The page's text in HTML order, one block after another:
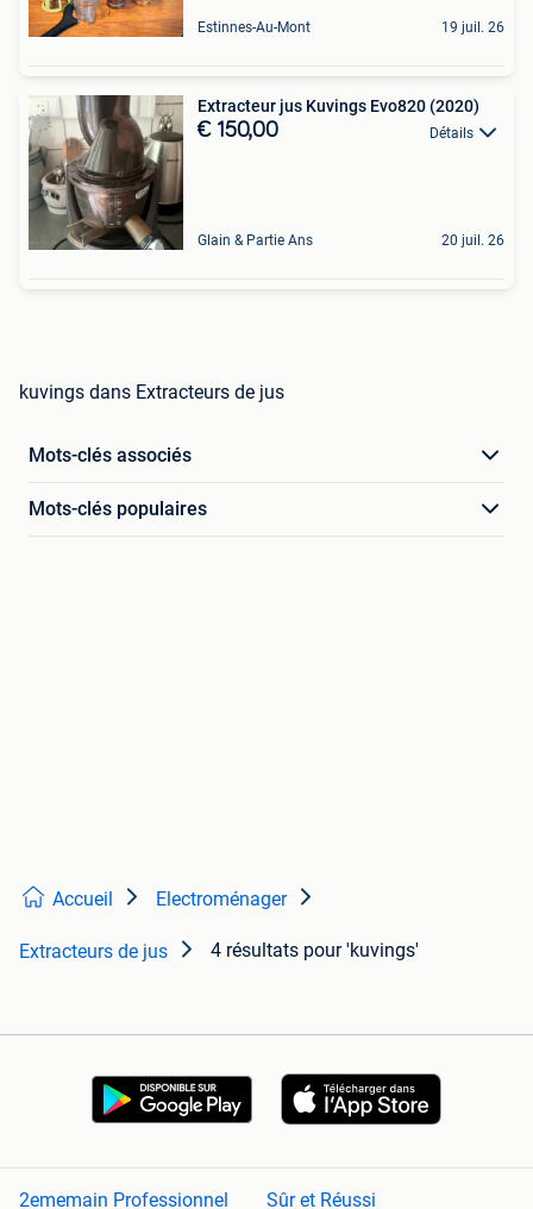
Estinnes-Au-Mont 19 juil. 26
Extracteur jus Kuvings Evo820 (2020)
€ 150,00 Détails
Glain & Partie Ans 20 juil. 26
kuvings dans Extracteurs de jus
Mots-clés associés
Mots-clés populaires
Accueil Electroménager
Extracteurs de jus 4 résultats pour 'kuvings'
2ememain Professionnel Sûr et Réussi